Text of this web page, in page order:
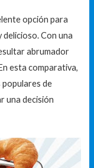
opción para
delicioso. Con una
abrumador
esta comparativa,
populares de
una decisión